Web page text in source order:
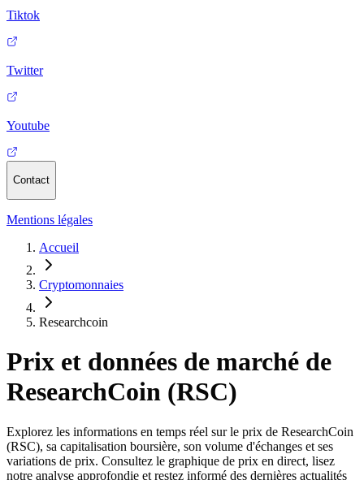
Tiktok
Twitter
Youtube
Contact
Mentions légales
Accueil
Cryptomonnaies
Researchcoin
Prix et données de marché de
ResearchCoin (RSC)
Explorez les informations en temps réel sur le prix de ResearchCoin
(RSC), sa capitalisation boursière, son volume d'échanges et ses
variations de prix. Consultez le graphique de prix en direct, lisez
notre analyse approfondie et restez informé des dernières actualités